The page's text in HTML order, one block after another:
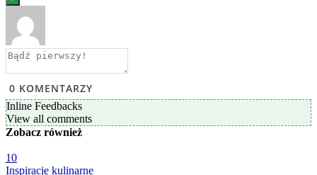
0 KOMENTARZY
Inline Feedbacks
View all comments
Zobacz również
10
Inspiracje kulinarne